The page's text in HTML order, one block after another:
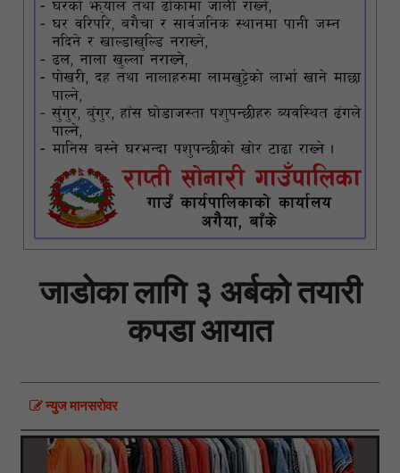
जाडोका लागि ३ अर्बको तयारी
कपडा आयात
न्युज मानसराेवर